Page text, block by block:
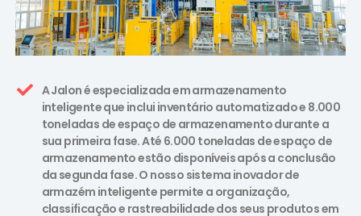
A Jalon é especializada em armazenamento
inteligente que inclui inventário automatizado e 8.000
toneladas de espaço de armazenamento durante a
sua primeira fase. Até 6.000 toneladas de espaço de
armazenamento estão disponíveis após a conclusão
da segunda fase. O nosso sistema inovador de
armazém inteligente permite a organização,
classificação e rastreabilidade dos seus produtos em